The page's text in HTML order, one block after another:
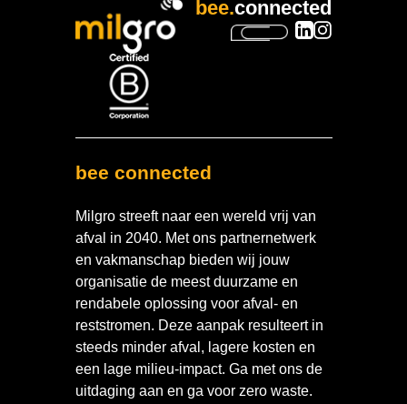
bee.connected
bee connected
Milgro streeft naar een wereld vrij van
afval in 2040. Met ons partnernetwerk
en vakmanschap bieden wij jouw
organisatie de meest duurzame en
rendabele oplossing voor afval- en
reststromen. Deze aanpak resulteert in
steeds minder afval, lagere kosten en
een lage milieu-impact. Ga met ons de
uitdaging aan en ga voor zero waste.